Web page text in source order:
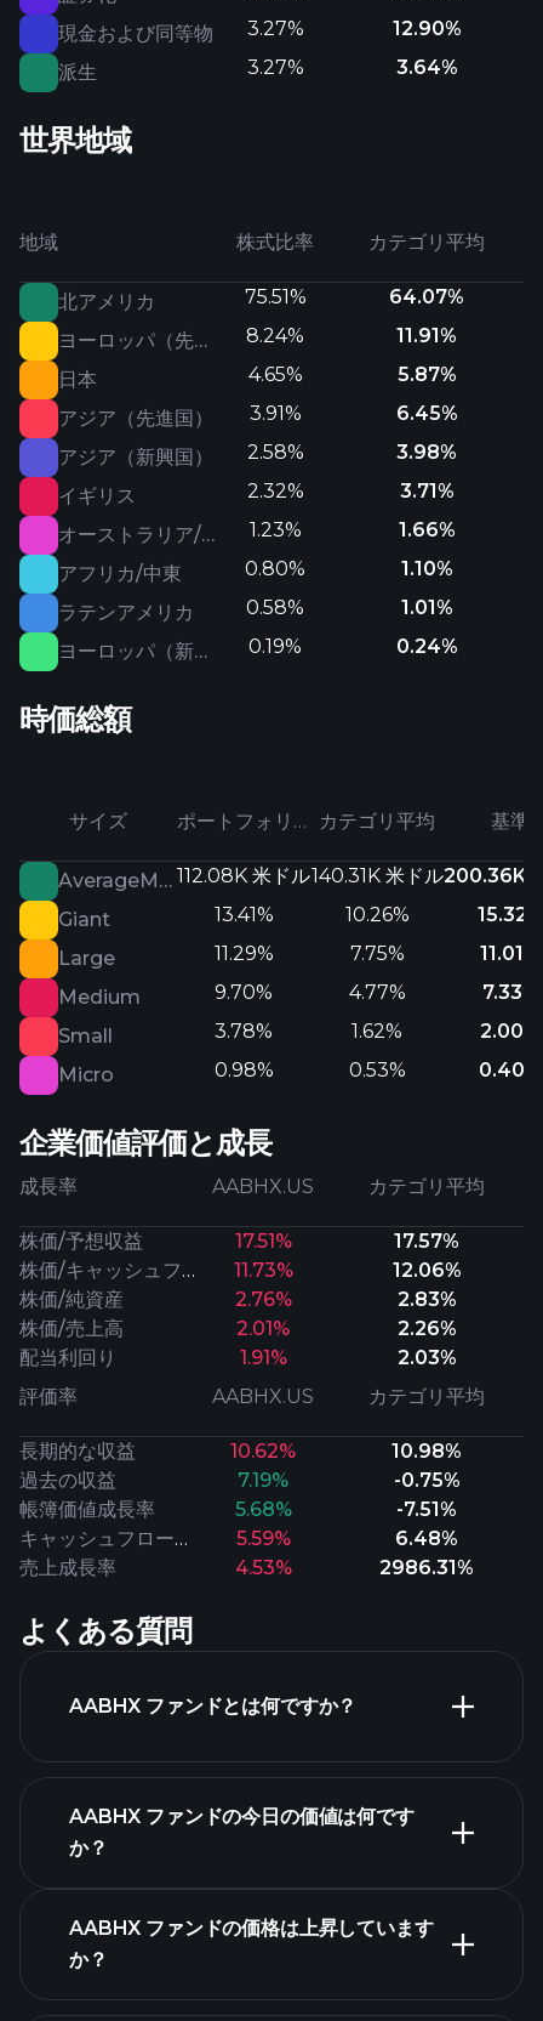
現金および同等物
3.27%
12.90%
派生
3.27% 3.64%
世界地域
地域 株式比率 カテゴリ平均
北アメリカ 75.51%
64.07%
ヨーロッパ（先進国）
8.24%
11.91%
日本
4.65%
5.87%
アジア（先進国）
3.91%
6.45%
アジア（新興国）
2.58%
3.98%
イギリス
2.32%
3.71%
オーストラリア/ニュージーランド
1.23%
1.66%
アフリカ/中東
0.80%
1.10%
ラテンアメリカ
0.58%
1.01%
ヨーロッパ（新興国）
0.19% 0.24%
時価総額
サイズ ポートフォリオ カテゴリ平均 基準
AverageMarketCap 112.08K 米ドル140.31K 米ドル200.36K
Giant
13.41% 10.26%
15.32%
Large
11.29% 7.75%
11.01%
Medium
9.70% 4.77%
7.33%
Small
3.78% 1.62%
2.00%
Micro
0.98% 0.53% 0.40%
企業価値評価と成長
成長率 AABHX.US カテゴリ平均
株価/予想収益 17.51%
17.57%
株価/キャッシュフロー
11.73%
12.06%
株価/純資産
2.76%
2.83%
株価/売上高
2.01%
2.26%
配当利回り
1.91%
2.03%
評価率
AABHX.US カテゴリ平均
長期的な収益 10.62%
10.98%
過去の収益
7.19%
-0.75%
帳簿価値成長率
5.68%
-7.51%
キャッシュフロー成長率
5.59%
6.48%
売上成長率
4.53% 2986.31%
よくある質問
AABHX ファンドとは何ですか？
AABHX ファンドの今日の価値は何です
か？
AABHX ファンドの価格は上昇しています
か？